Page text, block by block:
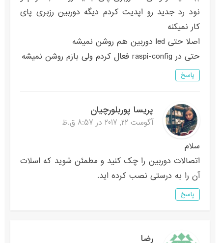
نود رد جدید رو اپدیت کردم دیگه دوربین رزبری پای
کار نمیکنه
اصلا حتی led دوربین هم روشن نمیشه
حتی در raspi-config فعال کردم ولی بازم روشن نمیشه
پاسخ
پریسا پوربلورچیان
آگوست 22, 2017 در 8:57 ق.ظ
سلام
اتصالات دوربین را چک کنید و مطمئن شوید که اسلات
آن را به درستی نصب کرده اید.
پاسخ
رضا